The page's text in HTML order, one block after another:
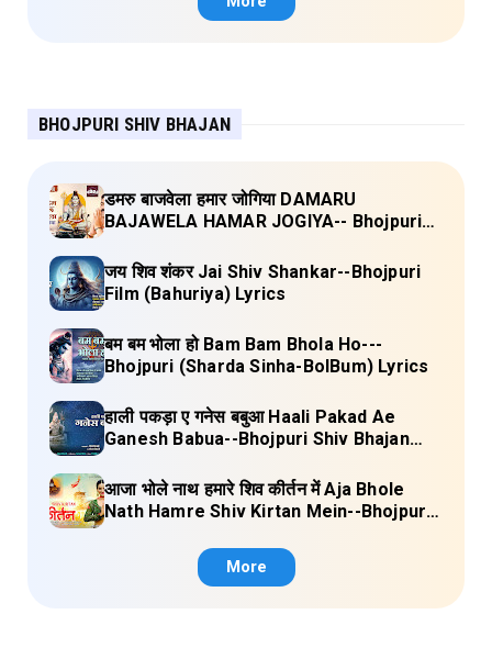
BHOJPURI SHIV BHAJAN
डमरु बाजवेला हमार जोगिया DAMARU
BAJAWELA HAMAR JOGIYA-- Bhojpuri
जय शिव शंकर Jai Shiv Shankar--Bhojpuri
Film (Bahuriya) Lyrics
बम बम भोला हो Bam Bam Bhola Ho---
Bhojpuri (Sharda Sinha-BolBum) Lyrics
हाली पकड़ा ए गनेस बबुआ Haali Pakad Ae
Ganesh Babua--Bhojpuri Shiv Bhajan
आजा भोले नाथ हमारे शिव कीर्तन में Aja Bhole
Nath Hamre Shiv Kirtan Mein--Bhojpuri
More